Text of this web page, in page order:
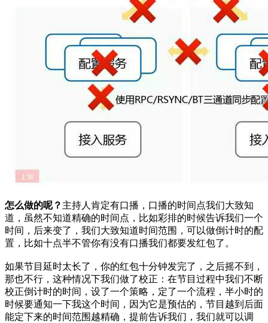
怎么做的呢？ 主持人肯定有口播，口播的时间点我们大致知
道，虽然不知道精确的时间点，比如彩排的时候告诉我们一个
时间，后来变了，我们大致知道时间范围，可以做倒计时的配
置，比如十点半不管你有没有口播我们都要发红包了。
如果节目延时太长了，你的红包十分钟发完了，之后摇不到，
那也不行，这种情况下我们做了校正：在节目过程中我们不断
校正倒计时的时间，设了一个策略，定了一个流程，半小时的
时候要通知一下我这个时间，因为它是预估的，节目越到后面
能定下来的时间范围越精确，提前告诉我们，我们就可以调